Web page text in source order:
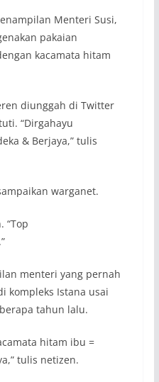
Menteri Susi,
pakaian
kacamata hitam
diunggah di Twitter
“Dirgahayu
& Berjaya,” tulis
warganet.
“Top
menteri yang pernah
kompleks Istana usai
tahun lalu.
hitam ibu =
tulis netizen.